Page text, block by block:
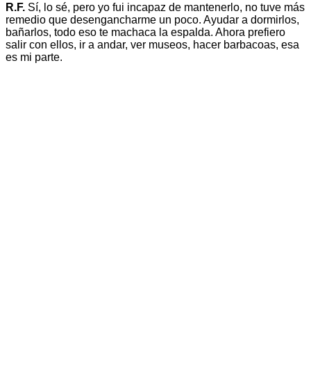
R.F. Sí, lo sé, pero yo fui incapaz de mantenerlo, no tuve más
remedio que desengancharme un poco. Ayudar a dormirlos,
bañarlos, todo eso te machaca la espalda. Ahora prefiero
salir con ellos, ir a andar, ver museos, hacer barbacoas, esa
es mi parte.